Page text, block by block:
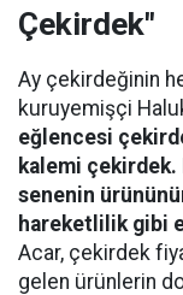
Çekirdek"
Ay çekirdeğinin
kuruyemişçi
eğlencesi
kalemi çekirdek.
senenin
hareketlilik gibi
Acar, çekirdek
gelen ürünlerin